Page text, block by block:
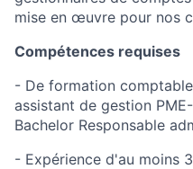
mise en œuvre pour nos
Compétences requises
- De formation comptable
assistant de gestion
Bachelor Responsable
- Expérience d'au moins